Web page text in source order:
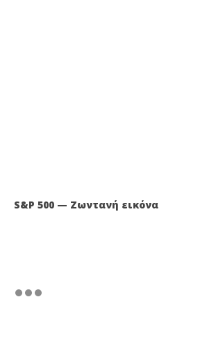
S&P 500 — Ζωντανή εικόνα